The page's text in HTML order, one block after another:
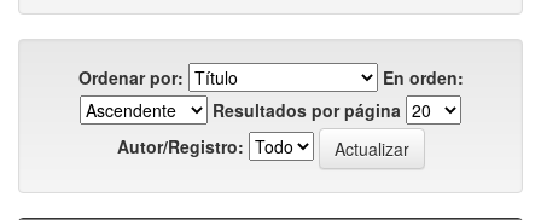
Ordenar por:
En orden:
Resultados por página
Autor/Registro: